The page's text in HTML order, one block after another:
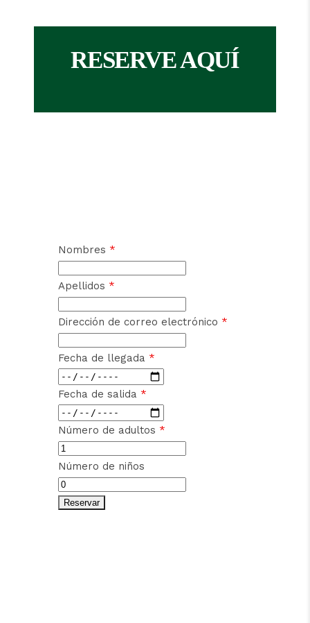
RESERVE AQUÍ
Nombres *
Apellidos *
Dirección de correo electrónico *
Fecha de llegada *
Fecha de salida *
Número de adultos *
Número de niños